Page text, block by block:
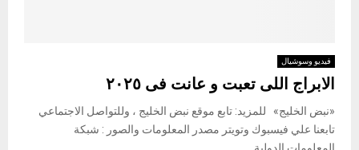
فيديو وسوشيال
الابراج اللى تعبت و عانت فى ٢٠٢٥
«نبض الخليج» للمزيد: تابع موقع نبض الخليج ، وللتواصل الاجتماعي
تابعنا علي فيسبوك وتويتر مصدر المعلومات والصور : شبكة